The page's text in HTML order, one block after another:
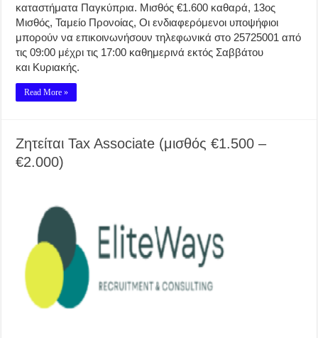
καταστήματα Παγκύπρια. Μισθός €1.600 καθαρά, 13ος
Μισθός, Ταμείο Προνοίας, Οι ενδιαφερόμενοι υποψήφιοι
μπορούν να επικοινωνήσουν τηλεφωνικά στο 25725001 από
τις 09:00 μέχρι τις 17:00 καθημερινά εκτός Σαββάτου
και Κυριακής.
Read More »
Ζητείται Tax Associate (μισθός €1.500 –
€2.000)